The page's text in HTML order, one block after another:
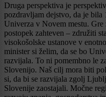
Druga perspektiva je
pozdravljam dejstvo, da je
Univerza v Novem mestu.
postopek zahteven – združiti
visokošolske ustanove v
minister si želim, da se bo
razvijala. To ni pomembno le
Slovenijo. Naš cilj mora biti
si, da bi se razvijala zgolj
Slovenije zaostajali. Močne